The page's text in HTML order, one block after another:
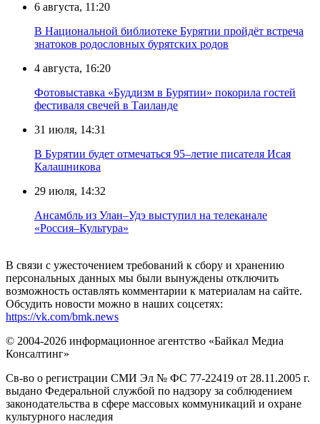
6 августа, 11:20
В Национальной библиотеке Бурятии пройдёт встреча
знатоков родословных бурятских родов
4 августа, 16:20
Фотовыставка «Буддизм в Бурятии» покорила гостей
фестиваля свечей в Таиланде
31 июля, 14:31
В Бурятии будет отмечаться 95–летие писателя Исая
Калашникова
29 июля, 14:32
Ансамбль из Улан–Удэ выступил на телеканале
«Россия–Культура»
В связи с ужесточением требований к сбору и хранению
персональных данных мы были вынуждены отключить
возможность оставлять комментарии к материалам на сайте.
Обсудить новости можно в наших соцсетях:
https://vk.com/bmk.news
© 2004-2026 информационное агентство «Байкал Медиа
Консалтинг»
Св-во о регистрации СМИ Эл № ФС 77-22419 от 28.11.2005 г.
выдано Федеральной службой по надзору за соблюдением
законодательства в сфере массовых коммуникаций и охране
культурного наследия